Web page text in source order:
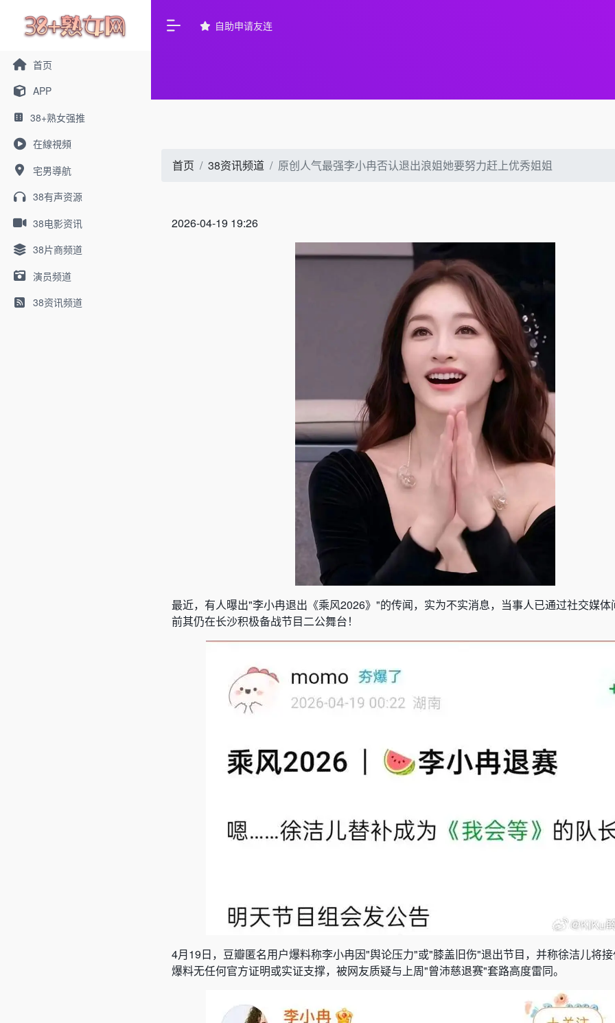
首页
APP
38+熟女强推
在線視頻
宅男導航
38有声资源
38电影资讯
38片商频道
演员频道
38资讯频道
自助申请友连
首页 38资讯频道 原创人气最强李小冉否认退出浪姐她要努力赶上优秀姐姐
2026-04-19 19:26
最近，有人曝出"李小冉退出《乘风2026》"的传闻，实为不实消息，当事人已通过社交媒体
前其仍在长沙积极备战节目二公舞台！
4月19日，豆瓣匿名用户爆料称李小冉因"舆论压力"或"膝盖旧伤"退出节目，并称徐洁儿将
爆料无任何官方证明或实证支撑，被网友质疑与上周"曾沛慈退赛"套路高度雷同。